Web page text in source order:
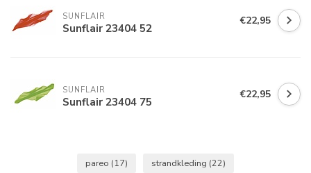
SUNFLAIR
Sunflair 23404 52 €22,95
SUNFLAIR
Sunflair 23404 75 €22,95
pareo (17) strandkleding (22)